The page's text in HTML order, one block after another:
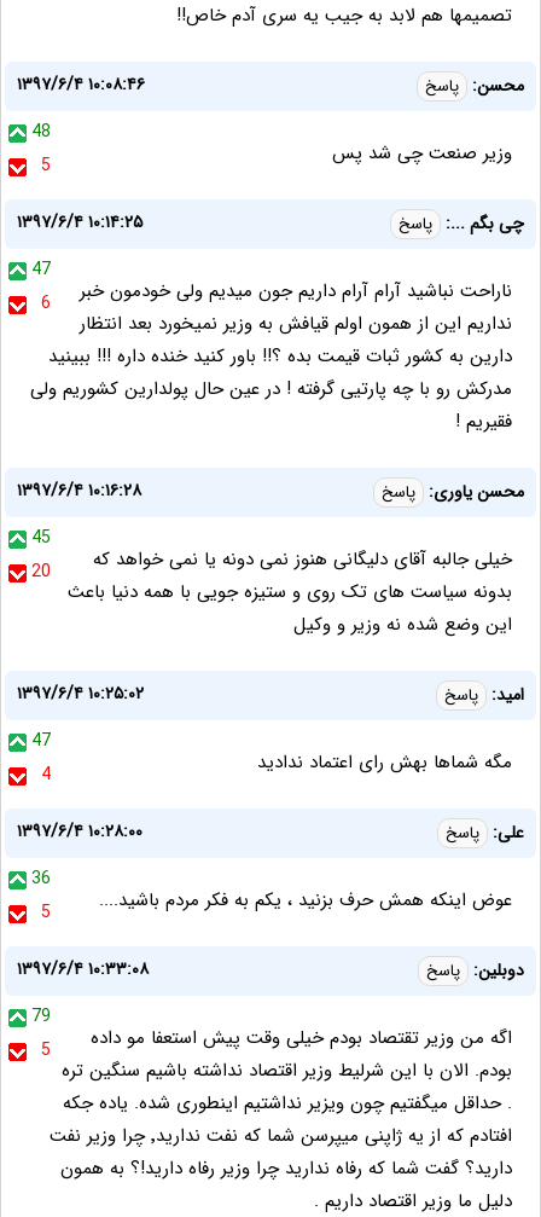
تصمیمها هم لابد به جیب یه سری آدم خاص!!
محسن: پاسخ
۱۳۹۷/۶/۴ ۱۰:۰۸:۴۶
48
5
وزیر صنعت چی شد پس
چی بگم ...: پاسخ
۱۳۹۷/۶/۴ ۱۰:۱۴:۲۵
47
6
ناراحت نباشید آرام آرام داریم جون میدیم ولی خودمون خبر
نداریم این از همون اولم قیافش به وزیر نمیخورد بعد انتظار
دارین به کشور ثبات قیمت بده ؟!! باور کنید خنده داره !!! ببینید
مدرکش رو با چه پارتیی گرفته ! در عین حال پولدارین کشوریم ولی
فقیریم !
محسن یاوری: پاسخ
۱۳۹۷/۶/۴ ۱۰:۱۶:۲۸
45
20
خیلی جالبه آقای دلیگانی هنوز نمی دونه یا نمی خواهد که
بدونه سیاست های تک روی و ستیزه جویی با همه دنیا باعث
این وضع شده نه وزیر و وکیل
امید: پاسخ
۱۳۹۷/۶/۴ ۱۰:۲۵:۰۲
47
4
مگه شماها بهش رای اعتماد ندادید
علی: پاسخ
۱۳۹۷/۶/۴ ۱۰:۲۸:۰۰
36
5
عوض اینکه همش حرف بزنید ، یکم به فکر مردم باشید....
دوبلین: پاسخ
۱۳۹۷/۶/۴ ۱۰:۳۳:۰۸
79
5
اگه من وزیر تقتصاد بودم خیلی وقت پیش استعفا مو داده
بودم. الان با این شرلیط وزیر اقتصاد نداشته باشیم سنگین تره
. حداقل میگفتیم چون ویزیر نداشتیم اینطوری شده. یاده جکه
افتادم که از یه ژاپنی میپرسن شما که نفت ندارید٬ چرا وزیر نفت
دارید؟ گفت شما که رفاه ندارید چرا وزیر رفاه دارید!؟ به همون
دلیل ما وزیر اقتصاد داریم .